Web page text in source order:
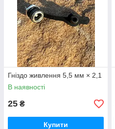
Гніздо живлення 5,5 мм × 2,1
В наявності
25 ₴
Купити